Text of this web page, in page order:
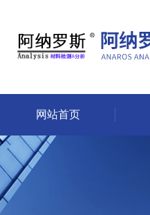
网站首页